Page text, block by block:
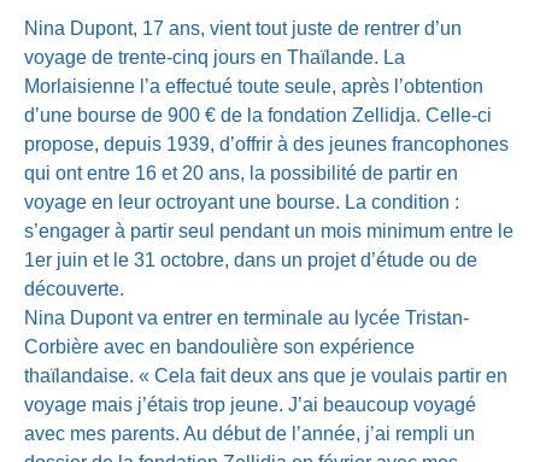
Nina Dupont, 17 ans, vient tout juste de rentrer d’un
voyage de trente-cinq jours en Thaïlande. La
Morlaisienne l’a effectué toute seule, après l’obtention
d’une bourse de 900 € de la fondation Zellidja. Celle-ci
propose, depuis 1939, d’offrir à des jeunes francophones
qui ont entre 16 et 20 ans, la possibilité de partir en
voyage en leur octroyant une bourse. La condition :
s’engager à partir seul pendant un mois minimum entre le
1er juin et le 31 octobre, dans un projet d’étude ou de
découverte.
Nina Dupont va entrer en terminale au lycée Tristan-
Corbière avec en bandoulière son expérience
thaïlandaise. « Cela fait deux ans que je voulais partir en
voyage mais j’étais trop jeune. J’ai beaucoup voyagé
avec mes parents. Au début de l’année, j’ai rempli un